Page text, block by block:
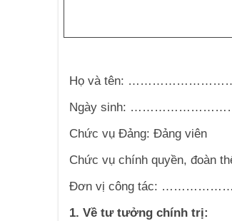
Họ và tên:
Ngày sinh:
Chức vụ Đảng: Đảng viên
Chức vụ chính quyền, đoàn
Đơn vị công tác:
1. Về tư tưởng chính trị: